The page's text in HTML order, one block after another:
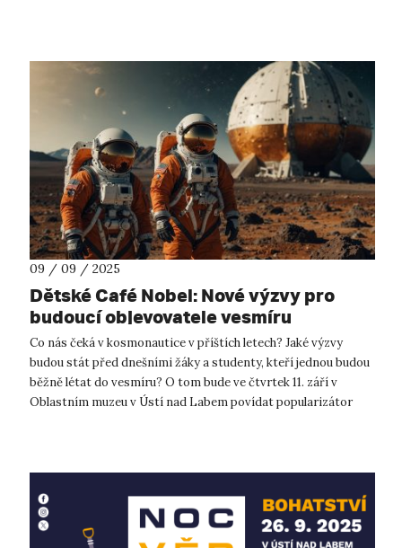
09 / 09 / 2025
Dětské Café Nobel: Nové výzvy pro
budoucí objevovatele vesmíru
Co nás čeká v kosmonautice v příštích letech? Jaké výzvy
budou stát před dnešními žáky a studenty, kteří jednou budou
běžně létat do vesmíru? O tom bude ve čtvrtek 11. září v
Oblastním muzeu v Ústí nad Labem povídat popularizátor